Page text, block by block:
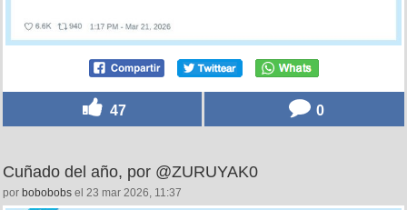
47 0
Cuñado del año, por @ZURUYAK0
por bobobobs el 23 mar 2026, 11:37